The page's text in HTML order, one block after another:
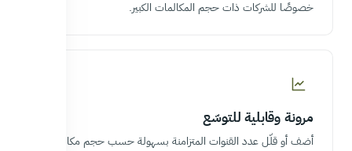
خصوصًا للشركات ذات حجم المكالمات الكبير.
مرونة وقابلية للتوسّع
أضف أو قلّل عدد القنوات المتزامنة بسهولة حسب حجم مكالماتك